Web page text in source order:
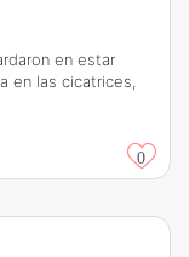
en estar
en las cicatrices,
0